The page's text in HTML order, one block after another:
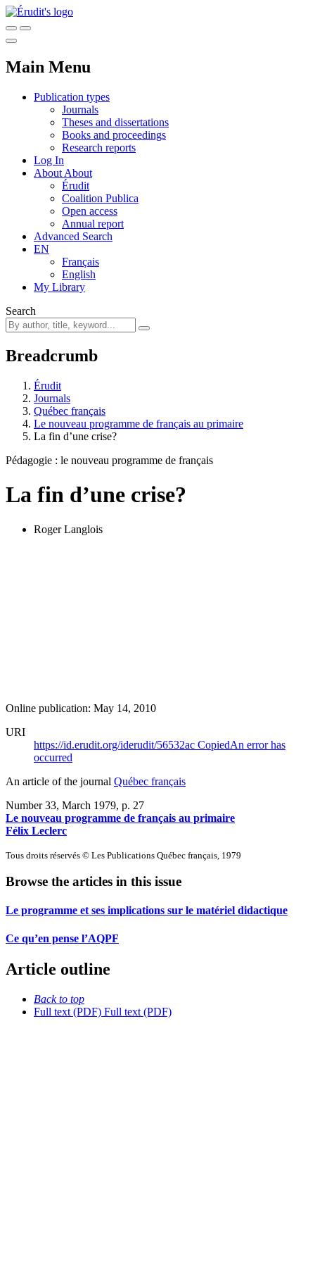
Main Menu
Publication types
Journals
Theses and dissertations
Books and proceedings
Research reports
Log In
About About
Érudit
Coalition Publica
Open access
Annual report
Advanced Search
EN
Français
English
My Library
Search
Breadcrumb
Érudit
Journals
Québec français
Le nouveau programme de français au primaire
La fin d’une crise?
Pédagogie : le nouveau programme de français
La fin d’une crise?
Roger Langlois
Online publication: May 14, 2010
URI
https://id.erudit.org/iderudit/56532ac CopiedAn error has
occurred
An article of the journal Québec français
Number 33, March 1979, p. 27
Le nouveau programme de français au primaire
Félix Leclerc
Tous droits réservés © Les Publications Québec français, 1979
Browse the articles in this issue
Le programme et ses implications sur le matériel didactique
Ce qu’en pense l’AQPF
Article outline
Back to top
Full text (PDF) Full text (PDF)